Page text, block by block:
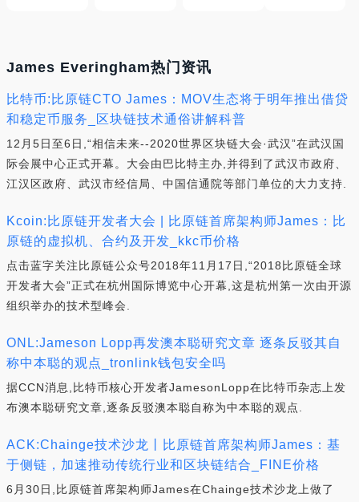
James Everingham热门资讯
比特币:比原链CTO James：MOV生态将于明年推出借贷
和稳定币服务_区块链技术通俗讲解科普
12月5日至6日,“相信未来--2020世界区块链大会·武汉”在武汉国
际会展中心正式开幕。大会由巴比特主办,并得到了武汉市政府、
江汉区政府、武汉市经信局、中国信通院等部门单位的大力支持.
Kcoin:比原链开发者大会 | 比原链首席架构师James：比
原链的虚拟机、合约及开发_kkc币价格
点击蓝字关注比原链公众号2018年11月17日,“2018比原链全球
开发者大会”正式在杭州国际博览中心开幕,这是杭州第一次由开源
组织举办的技术型峰会.
ONL:Jameson Lopp再发澳本聪研究文章 逐条反驳其自
称中本聪的观点_tronlink钱包安全吗
据CCN消息,比特币核心开发者JamesonLopp在比特币杂志上发
布澳本聪研究文章,逐条反驳澳本聪自称为中本聪的观点.
ACK:Chainge技术沙龙丨比原链首席架构师James：基
于侧链，加速推动传统行业和区块链结合_FINE价格
6月30日,比原链首席架构师James在Chainge技术沙龙上做了